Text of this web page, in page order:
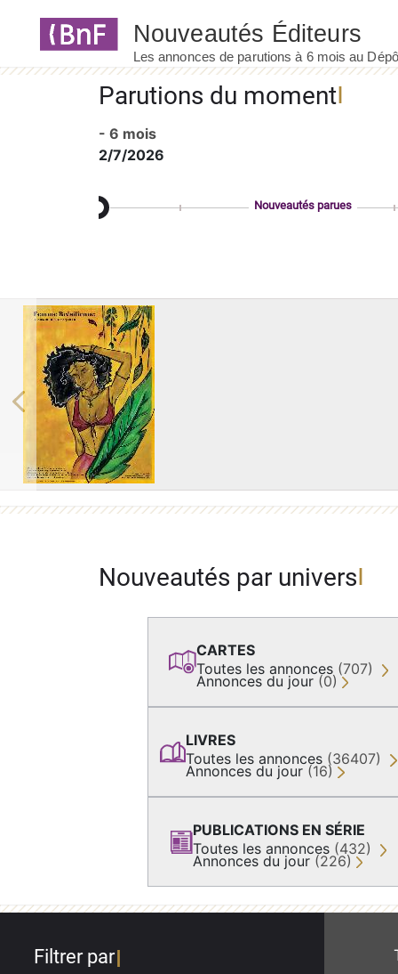
Parutions du moment
- 6 mois
2/7/2026
Nouveautés parues
Previous
Nouveautés par univers
CARTES
Toutes les annonces (707)
Annonces du jour (0)
LIVRES
Toutes les annonces (36407)
Annonces du jour (16)
PUBLICATIONS EN SÉRIE
Toutes les annonces (432)
Annonces du jour (226)
Filtrer par